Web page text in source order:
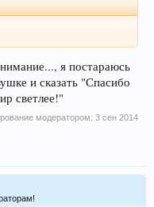
я постараюсь
и сказать "Спасибо
светлее!"
модератором: 3 сен 2014